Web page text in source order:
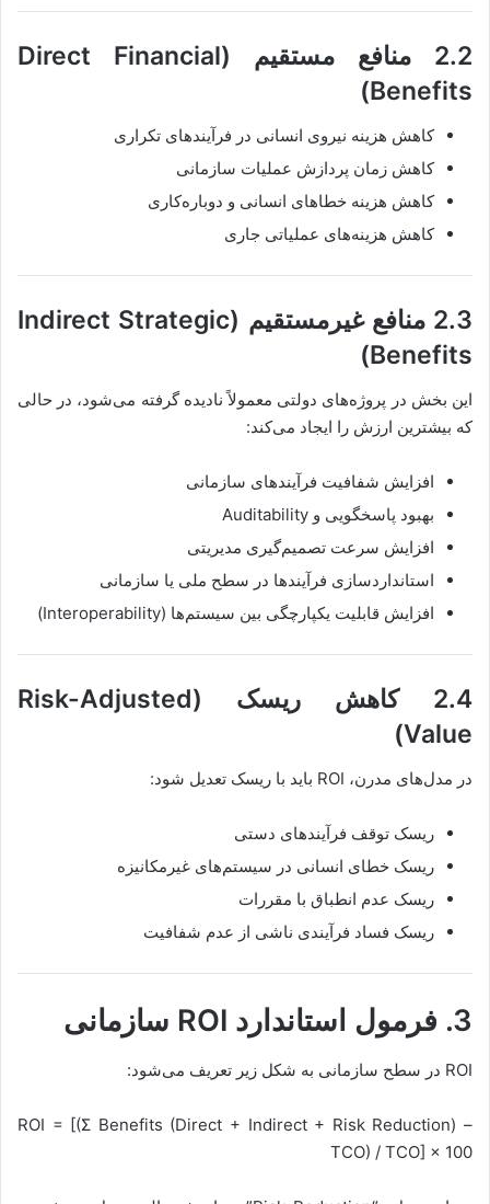
2.2 منافع مستقیم (Direct Financial
Benefits)
کاهش هزینه نیروی انسانی در فرآیندهای تکراری
کاهش زمان پردازش عملیات سازمانی
کاهش هزینه خطاهای انسانی و دوباره‌کاری
کاهش هزینه‌های عملیاتی جاری
2.3 منافع غیرمستقیم (Indirect Strategic
Benefits)
این بخش در پروژه‌های دولتی معمولاً نادیده گرفته می‌شود، در حالی
که بیشترین ارزش را ایجاد می‌کند:
افزایش شفافیت فرآیندهای سازمانی
بهبود پاسخگویی و Auditability
افزایش سرعت تصمیم‌گیری مدیریتی
استانداردسازی فرآیندها در سطح ملی یا سازمانی
افزایش قابلیت یکپارچگی بین سیستم‌ها (Interoperability)
2.4 کاهش ریسک (Risk-Adjusted
Value)
در مدل‌های مدرن، ROI باید با ریسک تعدیل شود:
ریسک توقف فرآیندهای دستی
ریسک خطای انسانی در سیستم‌های غیرمکانیزه
ریسک عدم انطباق با مقررات
ریسک فساد فرآیندی ناشی از عدم شفافیت
3. فرمول استاندارد ROI سازمانی
ROI در سطح سازمانی به شکل زیر تعریف می‌شود:
ROI = [(Σ Benefits (Direct + Indirect + Risk Reduction) –
TCO) / TCO] × 100